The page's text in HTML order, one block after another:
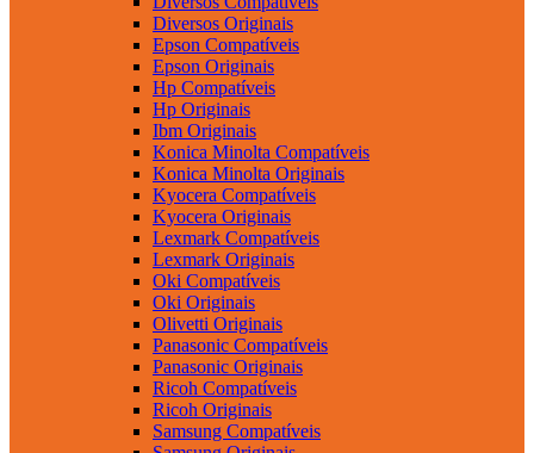
Diversos Originais
Epson Compatíveis
Epson Originais
Hp Compatíveis
Hp Originais
Ibm Originais
Konica Minolta Compatíveis
Konica Minolta Originais
Kyocera Compatíveis
Kyocera Originais
Lexmark Compatíveis
Lexmark Originais
Oki Compatíveis
Oki Originais
Olivetti Originais
Panasonic Compatíveis
Panasonic Originais
Ricoh Compatíveis
Ricoh Originais
Samsung Compatíveis